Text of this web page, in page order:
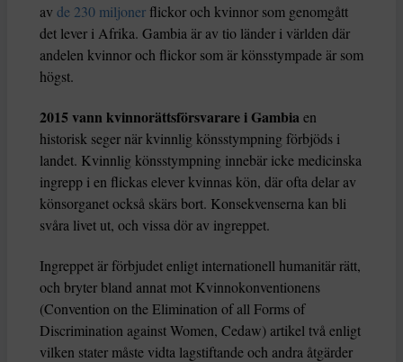
av de 230 miljoner flickor och kvinnor som genomgått
det lever i Afrika. Gambia är av tio länder i världen där
andelen kvinnor och flickor som är könsstympade är som
högst.
2015 vann kvinnorättsförsvarare i Gambiaen
historisk seger när kvinnlig könsstympning förbjöds i
landet. Kvinnlig könsstympning innebär icke medicinska
ingrepp i en flickas elever kvinnas kön, där ofta delar av
könsorganet också skärs bort. Konsekvenserna kan bli
svåra livet ut, och vissa dör av ingreppet.
Ingreppet är förbjudet enligt internationell humanitär rätt,
och bryter bland annat mot Kvinnokonventionens
(Convention on the Elimination of all Forms of
Discrimination against Women, Cedaw) artikel två enligt
vilken stater måste vidta lagstiftande och andra åtgärder